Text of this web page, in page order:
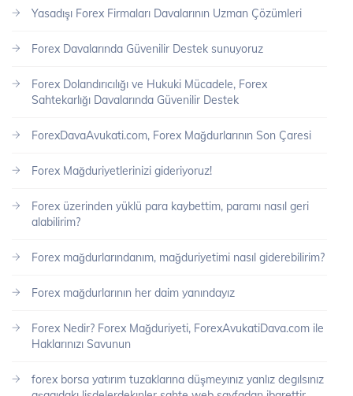
Yasadışı Forex Firmaları Davalarının Uzman Çözümleri
Forex Davalarında Güvenilir Destek sunuyoruz
Forex Dolandırıcılığı ve Hukuki Mücadele, Forex
Sahtekarlığı Davalarında Güvenilir Destek
ForexDavaAvukati.com, Forex Mağdurlarının Son Çaresi
Forex Mağduriyetlerinizi gideriyoruz!
Forex üzerinden yüklü para kaybettim, paramı nasıl geri
alabilirim?
Forex mağdurlarındanım, mağduriyetimi nasıl giderebilirim?
Forex mağdurlarının her daim yanındayız
Forex Nedir? Forex Mağduriyeti, ForexAvukatiDava.com ile
Haklarınızı Savunun
forex borsa yatırım tuzaklarına düşmeyınız yanlız degılsınız